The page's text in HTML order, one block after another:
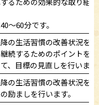
～60分です。
の生活習慣の改善状況を
続するためのポイントを
、目標の見直しを行います
の生活習慣の改善状況を
励ましを行います。